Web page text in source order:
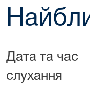
Дата та час
слухання